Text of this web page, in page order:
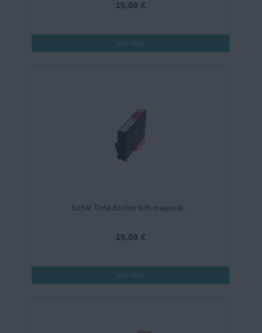
15,00 €
Ver más
515M Tinta EcoInk 935 magenta ..
15,00 €
Ver más